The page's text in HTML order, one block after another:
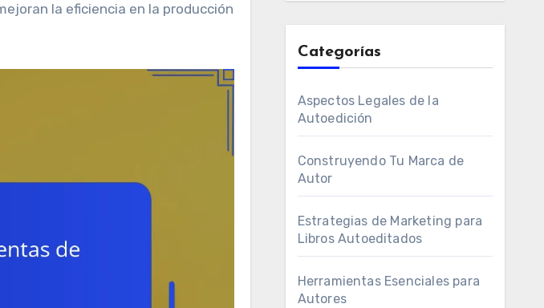
la eficiencia en la producción
Categorías
Aspectos Legales de la
Autoedición
Construyendo Tu Marca de
Autor
Estrategias de Marketing para
Libros Autoeditados
Herramientas Esenciales para
Autores